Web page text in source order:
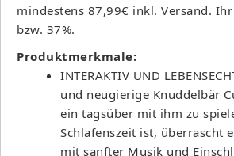
mindestens 87,99€ inkl. Versand.
bzw. 37%.
Produktmerkmale:
INTERAKTIV UND
und neugierige Knuddelbär
ein tagsüber mit ihm zu
Schlafenszeit ist, überrascht
mit sanfter Musik und